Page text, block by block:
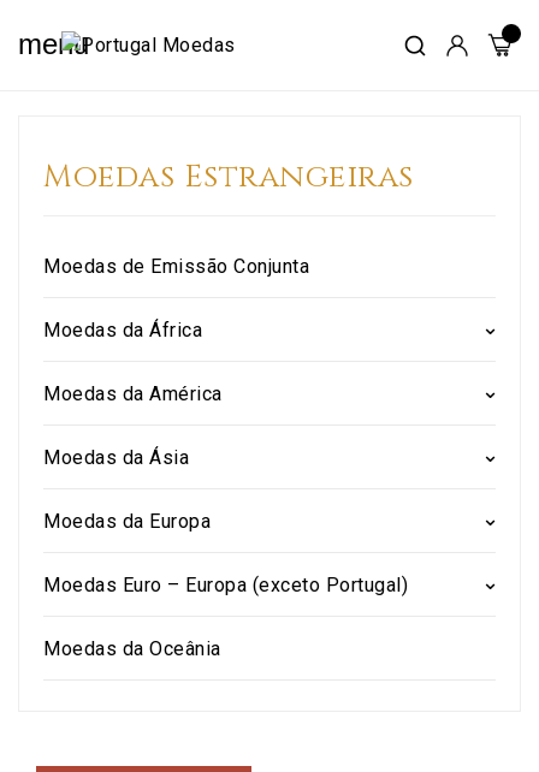
menu
Moedas Estrangeiras
Moedas de Emissão Conjunta
Moedas da África
Moedas da América
Moedas da Ásia
Moedas da Europa
Moedas Euro – Europa (exceto Portugal)
Moedas da Oceânia